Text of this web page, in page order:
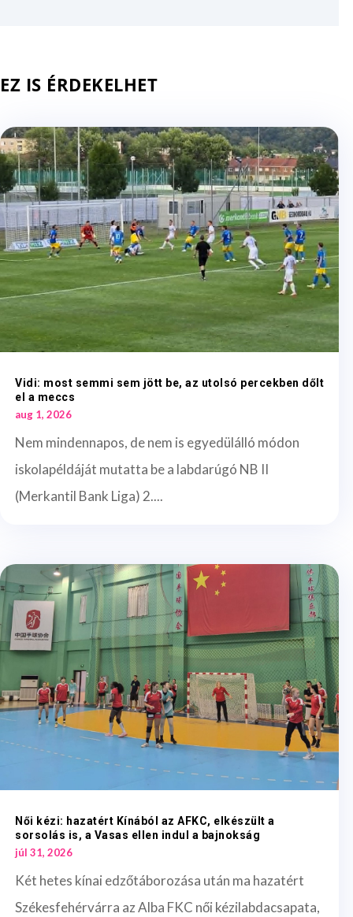
EZ IS ÉRDEKELHET
Vidi: most semmi sem jött be, az utolsó percekben dőlt
el a meccs
aug 1, 2026
Nem mindennapos, de nem is egyedülálló módon
iskolapéldáját mutatta be a labdarúgó NB II
(Merkantil Bank Liga) 2....
Női kézi: hazatért Kínából az AFKC, elkészült a
sorsolás is, a Vasas ellen indul a bajnokság
júl 31, 2026
Két hetes kínai edzőtáborozása után ma hazatért
Székesfehérvárra az Alba FKC női kézilabdacsapata,